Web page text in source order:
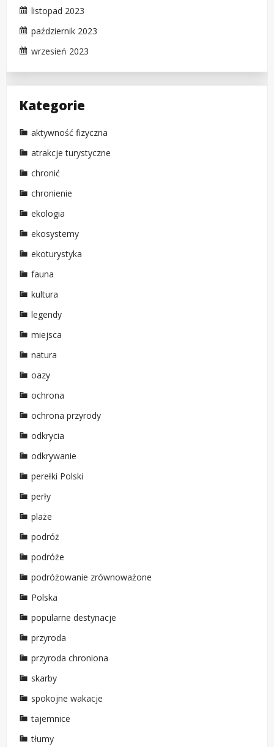
listopad 2023
październik 2023
wrzesień 2023
Kategorie
aktywność fizyczna
atrakcje turystyczne
chronić
chronienie
ekologia
ekosystemy
ekoturystyka
fauna
kultura
legendy
miejsca
natura
oazy
ochrona
ochrona przyrody
odkrycia
odkrywanie
perełki Polski
perły
plaże
podróż
podróże
podróżowanie zrównoważone
Polska
popularne destynacje
przyroda
przyroda chroniona
skarby
spokojne wakacje
tajemnice
tłumy